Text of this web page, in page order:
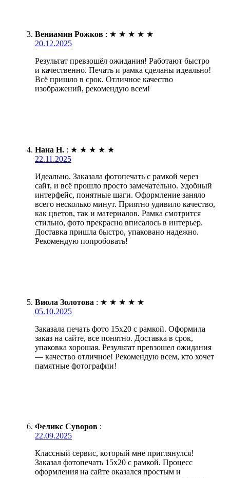
Вениамин Рожков : ★ ★ ★ ★ ★
20.12.2025
Результат превзошёл ожидания! Работают быстро
и качественно. Печать и рамка сделаны идеально!
Всё пришло в срок. Отличное качество
изображений, рекомендую всем!
Нана Н. : ★ ★ ★ ★ ★
22.11.2025
Идеально. Заказала фотопечать с рамкой через
сайт, и всё прошло просто замечательно. Удобный
интерфейс, понятные шаги. Оформление заняло
всего несколько минут. Приятно удивило качество,
как цветов, так и материалов. Рамка смотрится
стильно, фото прекрасно вписалось в интерьер.
Доставка пришла быстро, упаковано надежно.
Рекомендую попробовать!
Виола Золотова : ★ ★ ★ ★ ★
05.10.2025
Заказала печать фото 15х20 с рамкой. Оформила
заказ на сайте, все понятно. Доставка в срок,
упаковка хорошая. Результат превзошел ожидания
— качество отличное! Рекомендую всем, кто хочет
памятные фотографии!
Феликс Суворов :
22.09.2025
Классный сервис, который мне приглянулся!
Заказал фотопечать 15х20 с рамкой. Процесс
оформления на сайте оказался простым и